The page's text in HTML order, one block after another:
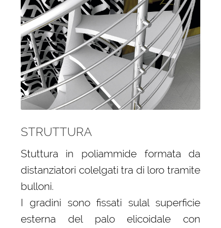
STRUTTURA
Stuttura in poliammide formata da
distanziatori colelgati tra di loro tramite
bulloni.
I gradini sono fissati sulal superficie
esterna del palo elicoidale con